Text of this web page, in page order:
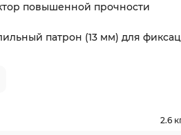
повышенной прочности
патрон (13 мм) для
2.6